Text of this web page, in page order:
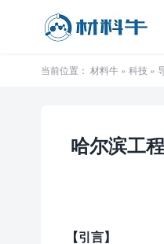
当前位置： 材料牛 » 科技 »
哈尔滨工
【引言】